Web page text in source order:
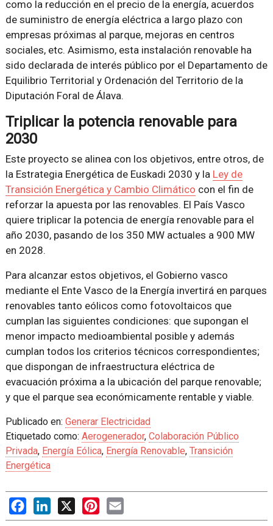
como la reducción en el precio de la energía, acuerdos
de suministro de energía eléctrica a largo plazo con
empresas próximas al parque, mejoras en centros
sociales, etc. Asimismo, esta instalación renovable ha
sido declarada de interés público por el Departamento de
Equilibrio Territorial y Ordenación del Territorio de la
Diputación Foral de Álava.
Triplicar la potencia renovable para
2030
Este proyecto se alinea con los objetivos, entre otros, de
la Estrategia Energética de Euskadi 2030 y la Ley de
Transición Energética y Cambio Climático con el fin de
reforzar la apuesta por las renovables. El País Vasco
quiere triplicar la potencia de energía renovable para el
año 2030, pasando de los 350 MW actuales a 900 MW
en 2028.
Para alcanzar estos objetivos, el Gobierno vasco
mediante el Ente Vasco de la Energía invertirá en parques
renovables tanto eólicos como fotovoltaicos que
cumplan las siguientes condiciones: que supongan el
menor impacto medioambiental posible y además
cumplan todos los criterios técnicos correspondientes;
que dispongan de infraestructura eléctrica de
evacuación próxima a la ubicación del parque renovable;
y que el parque sea económicamente rentable y viable.
Publicado en: Generar Electricidad
Etiquetado como: Aerogenerador, Colaboración Público
Privada, Energía Eólica, Energía Renovable, Transición
Energética
FacebookLinkedIn
X PinterestEmail